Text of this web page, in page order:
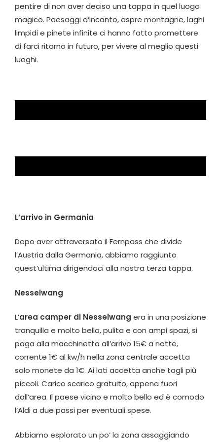
pentire di non aver deciso una tappa in quel luogo
magico. Paesaggi d’incanto, aspre montagne, laghi
limpidi e pinete infinite ci hanno fatto promettere
di farci ritorno in futuro, per vivere al meglio questi
luoghi.
L’arrivo in Germania
Dopo aver attraversato il Fernpass che divide
l’Austria dalla Germania, abbiamo raggiunto
quest’ultima dirigendoci alla nostra terza tappa.
Nesselwang
L’area camper di Nesselwang era in una posizione
tranquilla e molto bella, pulita e con ampi spazi, si
paga alla macchinetta all’arrivo 15€ a notte,
corrente 1€ al kw/h nella zona centrale accetta
solo monete da 1€. Ai lati accetta anche tagli più
piccoli. Carico scarico gratuito, appena fuori
dall’area. Il paese vicino e molto bello ed è comodo
l’Aldi a due passi per eventuali spese.
Abbiamo esplorato un po’ la zona assaggiando